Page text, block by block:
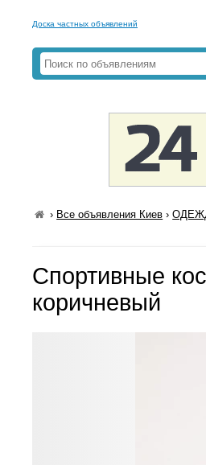
Доска частных объявлений
› Все объявления Киев ›
Спортивные
коричневый